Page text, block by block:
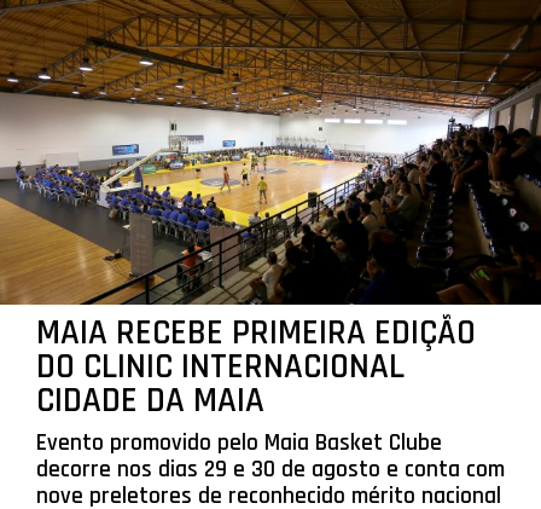
MAIA RECEBE PRIMEIRA EDIÇÃO
DO CLINIC INTERNACIONAL
CIDADE DA MAIA
Evento promovido pelo Maia Basket Clube
decorre nos dias 29 e 30 de agosto e conta com
nove preletores de reconhecido mérito nacional